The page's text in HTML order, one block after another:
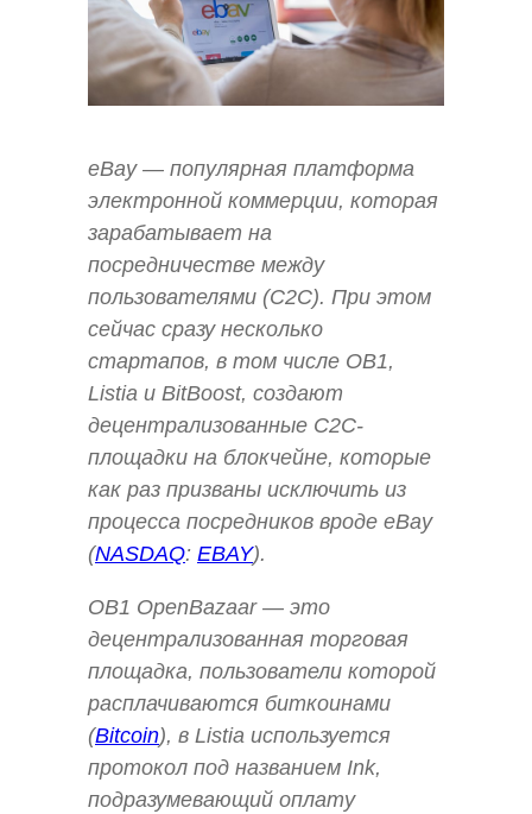
eBay — популярная платформа
электронной коммерции, которая
зарабатывает на
посредничестве между
пользователями (C2C). При этом
сейчас сразу несколько
стартапов, в том числе OB1,
Listia и BitBoost, создают
децентрализованные C2C-
площадки на блокчейне, которые
как раз призваны исключить из
процесса посредников вроде eBay
(NASDAQ: EBAY).
OB1 OpenBazaar — это
децентрализованная торговая
площадка, пользователи которой
расплачиваются биткоинами
(Bitcoin), в Listia используется
протокол под названием Ink,
подразумевающий оплату